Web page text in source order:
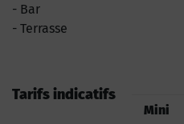
Bar
Terrasse
Tarifs indicatifs
Mini